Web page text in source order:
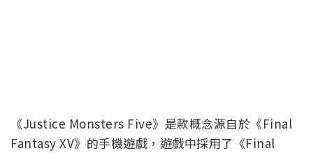
《Justice Monsters Five》是款概念源自於《Final
Fantasy XV》的手機遊戲，遊戲中採用了《Final